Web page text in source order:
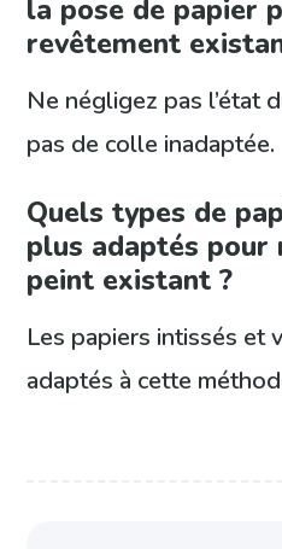
la pose de papier
revêtement
Ne négligez pas l’état
pas de colle inadaptée.
Quels types de
plus adaptés pour
peint existant ?
Les papiers intissés et
adaptés à cette